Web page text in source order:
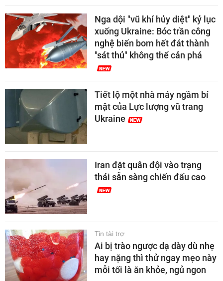
Nga dội "vũ khí hủy diệt" kỷ lục
xuống Ukraine: Bóc trần công
nghệ biến bom hết đát thành
"sát thủ" không thể cản phá
Tiết lộ một nhà máy ngầm bí
mật của Lực lượng vũ trang
Ukraine
Iran đặt quân đội vào trạng
thái sẵn sàng chiến đấu cao
Tin tài trợ
Ai bị trào ngược dạ dày dù nhẹ
hay nặng thì thử ngay mẹo này
mỗi tối là ăn khỏe, ngủ ngon